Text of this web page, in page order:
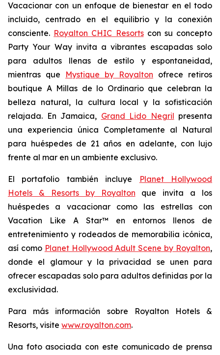
Vacacionar con un enfoque de bienestar en el todo
incluido, centrado en el equilibrio y la conexión
consciente. Royalton CHIC Resortscon su concepto
Party Your Wayinvita a vibrantes escapadas solo
para adultos llenas de estilo y espontaneidad,
mientras que Mystique by Royalton ofrece retiros
boutique A Millas de lo Ordinarioque celebran la
belleza natural, la cultura local y la sofisticación
relajada. En Jamaica, Grand Lido Negril presenta
una experiencia única Completamente al Natural
para huéspedes de 21 años en adelante, con lujo
frente al mar en un ambiente exclusivo.
El portafolio también incluye
Planet Hollywood
Hotels & Resorts by Royalton que invita a los
huéspedes a vacacionar como las estrellas con
Vacation Like A Star™ en entornos llenos de
entretenimiento y rodeados de memorabilia icónica,
así como Planet Hollywood Adult Scene by Royalton,
donde el glamour y la privacidad se unen para
ofrecer escapadas solo para adultos definidas por la
exclusividad.
Para más información sobre Royalton Hotels &
Resorts, visite www.royalton.com.
Una foto asociada con este comunicado de prensa